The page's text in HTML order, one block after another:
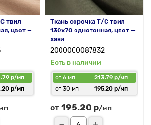
твил
цвет —
р/мп
р/мп
Ткань сорочка Т/С твил
130x70 однотонная, цвет —
хаки
2000000087832
Есть в наличии
от 6 мп
213.79 р/мп
от 30 мп
195.20 р/мп
от 195.20 р/мп